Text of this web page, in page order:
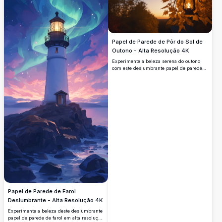
fantasia onírico.
Papel de Parede de Farol
Deslumbrante - Alta Resolução 4K
Experimente a beleza deste deslumbrante
papel de parede de farol em alta resolução
Papel de Parede de Pôr do Sol de
Outono - Alta Resolução 4K
Experimente a beleza serena do outono
com este deslumbrante papel de parede